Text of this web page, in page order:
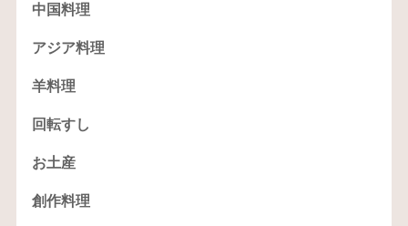
中国料理
アジア料理
羊料理
回転すし
お土産
創作料理